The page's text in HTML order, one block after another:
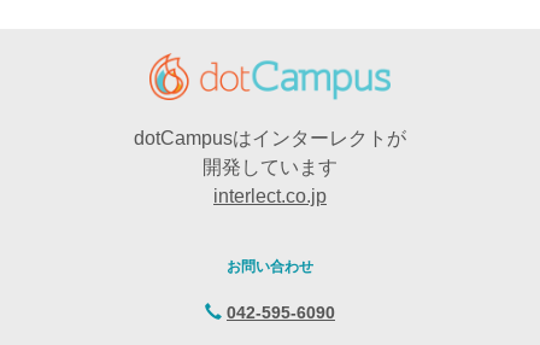
dotCampusはインターレクトが
開発しています
interlect.co.jp
お問い合わせ
042-595-6090